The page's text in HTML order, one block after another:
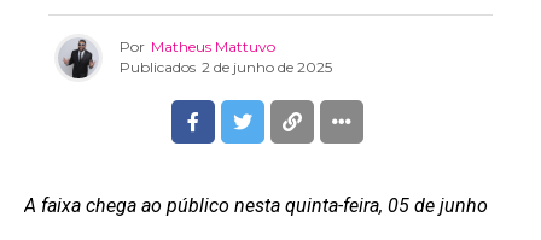
Por Matheus Mattuvo
Publicados 2 de junho de 2025
A faixa chega ao público nesta quinta-feira, 05 de junho